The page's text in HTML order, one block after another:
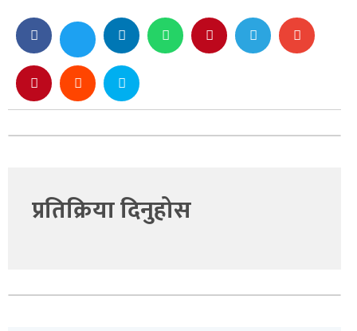
प्रतिक्रिया दिनुहोस